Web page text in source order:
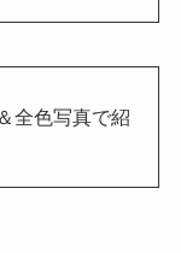
全色写真で紹